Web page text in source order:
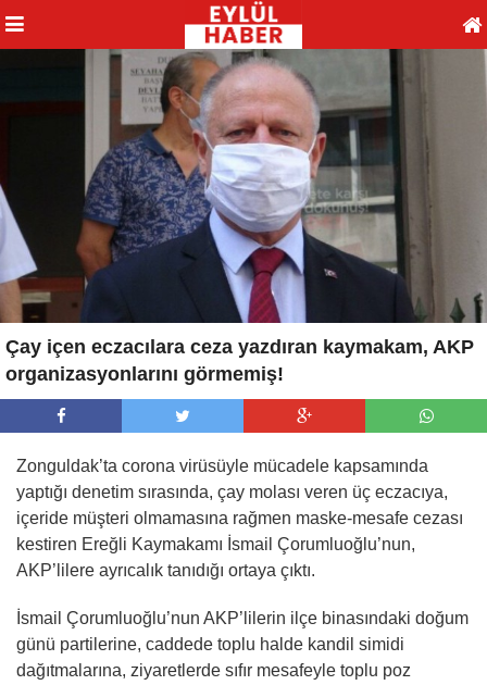
Çay içen eczacılara ceza yazdıran kaymakam, AKP
organizasyonlarını görmemiş!
Zonguldak’ta corona virüsüyle mücadele kapsamında
yaptığı denetim sırasında, çay molası veren üç eczacıya,
içeride müşteri olmamasına rağmen maske-mesafe cezası
kestiren Ereğli Kaymakamı İsmail Çorumluoğlu’nun,
AKP’lilere ayrıcalık tanıdığı ortaya çıktı.
İsmail Çorumluoğlu’nun AKP’lilerin ilçe binasındaki doğum
günü partilerine, caddede toplu halde kandil simidi
dağıtmalarına, ziyaretlerde sıfır mesafeyle toplu poz